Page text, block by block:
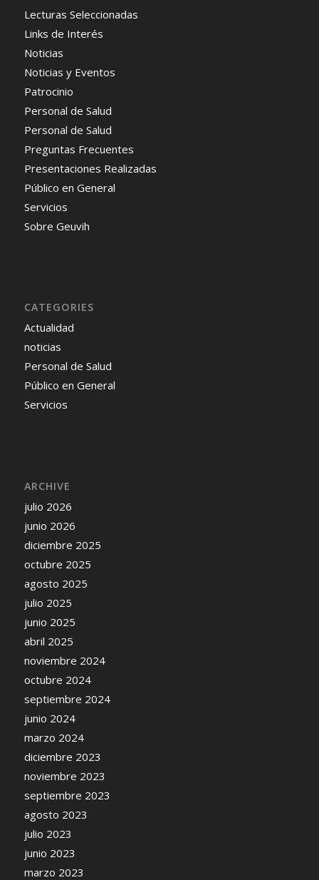
Lecturas Seleccionadas
Links de Interés
Noticias
Noticias y Eventos
Patrocinio
Personal de Salud
Personal de Salud
Preguntas Frecuentes
Presentaciones Realizadas
Público en General
Servicios
Sobre Geuvih
CATEGORIES
Actualidad
noticias
Personal de Salud
Público en General
Servicios
ARCHIVE
julio 2026
junio 2026
diciembre 2025
octubre 2025
agosto 2025
julio 2025
junio 2025
abril 2025
noviembre 2024
octubre 2024
septiembre 2024
junio 2024
marzo 2024
diciembre 2023
noviembre 2023
septiembre 2023
agosto 2023
julio 2023
junio 2023
marzo 2023